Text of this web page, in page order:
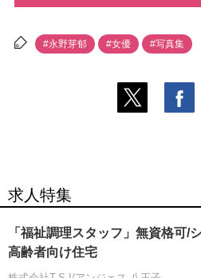
#永野芽郁 #女優 #写真集
求人特集
「福祉調理スタッフ」無資格可/
高齢者向け住宅